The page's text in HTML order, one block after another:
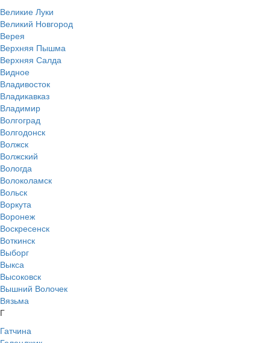
Великие Луки
Великий Новгород
Верея
Верхняя Пышма
Верхняя Салда
Видное
Владивосток
Владикавказ
Владимир
Волгоград
Волгодонск
Волжск
Волжский
Вологда
Волоколамск
Вольск
Воркута
Воронеж
Воскресенск
Воткинск
Выборг
Выкса
Высоковск
Вышний Волочек
Вязьма
Г
Гатчина